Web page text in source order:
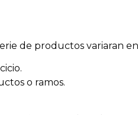
de productos variaran
o ramos.